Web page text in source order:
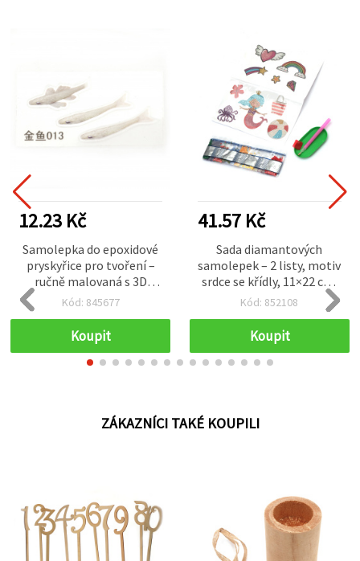
12.23 Kč
Samolepka do epoxidové
pryskyřice pro tvoření –
ručně malovaná s 3D
vrstveným efektem, malá
rybka ve zlaté barvě, 42 ×
13 mm
Kód: 845677
Koupit
41.57 Kč
Sada diamantových
samolepek – 2 listy, motiv
srdce se křídly, 11×22 cm,
pro dětské tvoření,
dekorace
Kód: 852108
Koupit
ZÁKAZNÍCI TAKÉ KOUPILI